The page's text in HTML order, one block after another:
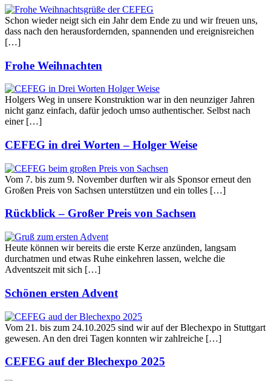
Schon wieder neigt sich ein Jahr dem Ende zu und wir freuen uns,
dass nach den herausfordernden, spannenden und ereignisreichen
[…]
Frohe Weihnachten
Holgers Weg in unsere Konstruktion war in den neunziger Jahren
nicht ganz einfach, dafür jedoch umso authentischer. Selbst nach
einer […]
CEFEG in drei Worten – Holger Weise
Vom 7. bis zum 9. November durften wir als Sponsor erneut den
Großen Preis von Sachsen unterstützen und ein tolles […]
Rückblick – Großer Preis von Sachsen
Heute können wir bereits die erste Kerze anzünden, langsam
durchatmen und etwas Ruhe einkehren lassen, welche die
Adventszeit mit sich […]
Schönen ersten Advent
Vom 21. bis zum 24.10.2025 sind wir auf der Blechexpo in Stuttgart
gewesen. An den drei Tagen konnten wir zahlreiche […]
CEFEG auf der Blechexpo 2025